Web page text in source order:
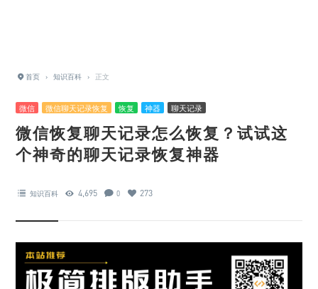
首页 › 知识百科 › 正文
微信 微信聊天记录恢复 恢复 神器 聊天记录
微信恢复聊天记录怎么恢复？试试这
个神奇的聊天记录恢复神器
知识百科 4,695 0 273